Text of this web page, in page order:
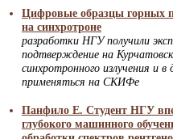
Цифровые образцы горных
на синхротроне
разработки НГУ получили
подтверждение на
синхротронного излучения и
применяться на СКИФе
Панфило Е. Студент НГУ
глубокого машинного